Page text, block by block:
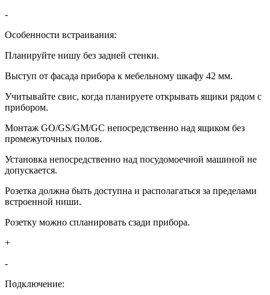
-
Особенности встраивания:
Планируйте нишу без задней стенки.
Выступ от фасада прибора к мебельному шкафу 42 мм.
Учитывайте свис, когда планируете открывать ящики рядом с
прибором.
Монтаж GO/GS/GM/GC непосредственно над ящиком без
промежуточных полов.
Установка непосредственно над посудомоечной машиной не
допускается.
Розетка должна быть доступна и располагаться за пределами
встроенной ниши.
Розетку можно спланировать сзади прибора.
+
-
Подключение: